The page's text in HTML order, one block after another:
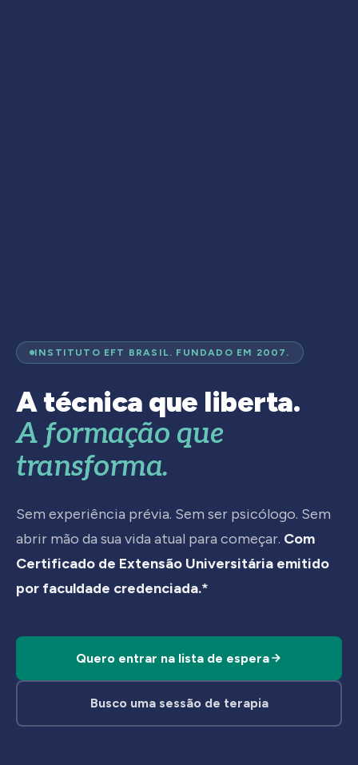
INSTITUTO EFT BRASIL. FUNDADO EM 2007.
A técnica que liberta.
A formação que
transforma.
Sem experiência prévia. Sem ser psicólogo. Sem
abrir mão da sua vida atual para começar. Com
Certificado de Extensão Universitária emitido
por faculdade credenciada.*
Quero entrar na lista de espera
Busco uma sessão de terapia